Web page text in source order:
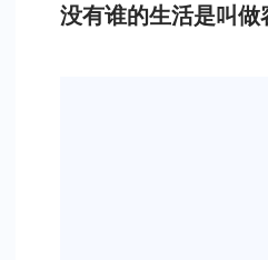
没有谁的生活是叫做